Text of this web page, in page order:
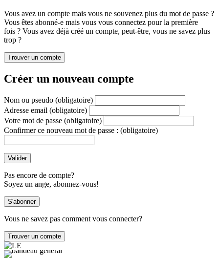
Vous avez un compte mais vous ne souvenez plus du mot de passe ?
Vous êtes abonné-e mais vous vous connectez pour la première
fois ? Vous avez déjà créé un compte, peut-être, vous ne savez plus
trop ?
Créer un nouveau compte
Nom ou pseudo (obligatoire)
Adresse email (obligatoire)
Votre mot de passe (obligatoire)
Confirmer ce nouveau mot de passe : (obligatoire)
Pas encore de compte?
Soyez un ange, abonnez-vous!
Vous ne savez pas comment vous connecter?